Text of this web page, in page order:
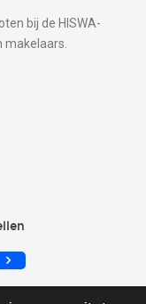
bij de HISWA-
makelaars.